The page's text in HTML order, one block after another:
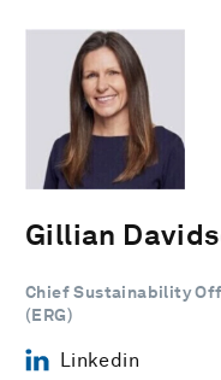
Gillian
Chief Sustainability
(ERG)
Linkedin